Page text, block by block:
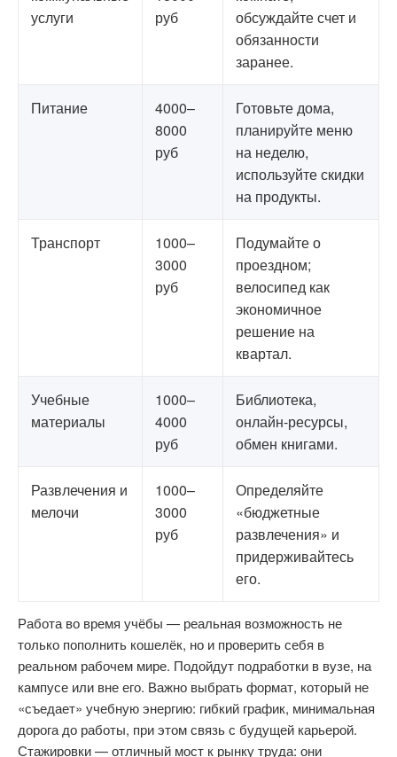
услуги
руб
обсуждайте счет и
обязанности
заранее.
Питание
4000–
8000
руб
Готовьте дома,
планируйте меню
на неделю,
используйте скидки
на продукты.
Транспорт
1000–
3000
руб
Подумайте о
проездном;
велосипед как
экономичное
решение на
квартал.
Учебные
материалы
1000–
4000
руб
Библиотека,
онлайн-ресурсы,
обмен книгами.
Развлечения и
мелочи
1000–
3000
руб
Определяйте
«бюджетные
развлечения» и
придерживайтесь
его.
Работа во время учёбы — реальная возможность не
только пополнить кошелёк, но и проверить себя в
реальном рабочем мире. Подойдут подработки в вузе, на
кампусе или вне его. Важно выбрать формат, который не
«съедает» учебную энергию: гибкий график, минимальная
дорога до работы, при этом связь с будущей карьерой.
Стажировки — отличный мост к рынку труда: они